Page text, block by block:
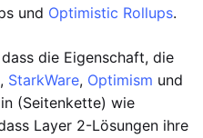
und Optimistic Rollups.
die Eigenschaft, die
, StarkWare, Optimism und
(Seitenkette) wie
Layer 2-Lösungen ihre